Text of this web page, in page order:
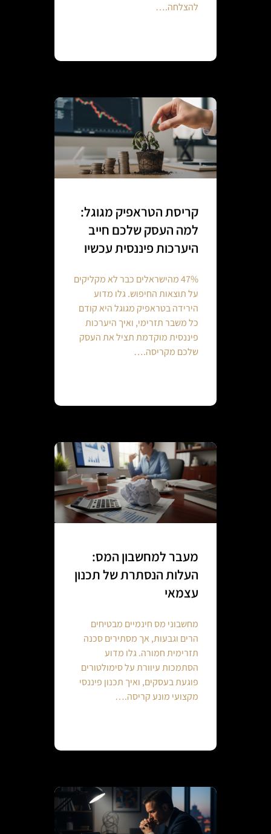
להצלחה.…
קריסת הטראפיק מגוגל:
למה העסק שלכם חייב
היערכות פיננסית עכשיו
47% מהישראלים כבר לא מקליקים
על תוצאות החיפוש. גלו מדוע
הירידה בטראפיק מגוגל היא קודם
כל משבר תזרימי, ואיך היערכות
פיננסית מוקדמת תציל את העסק
שלכם מקריסה.…
מעבר למחשבון המס:
העלות הנסתרת של תכנון
עצמאי
מחשבוני מס חינמיים מבטיחים
הרים וגבעות, אך מסתירים סכנה
תזרימית חמורה. גלו מדוע
הסתמכות עיוורת על סימולטורים
פוגעת בעסקים, ואיך תכנון פיננסי
מקצועי מונע קריסה.…